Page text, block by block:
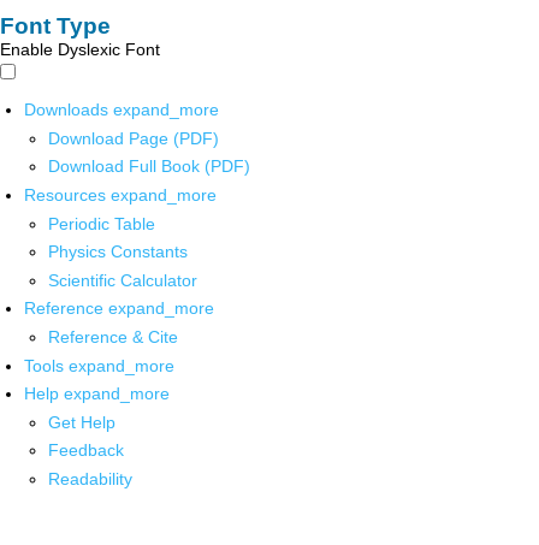
Font Type
Enable Dyslexic Font
Downloads expand_more
Download Page (PDF)
Download Full Book (PDF)
Resources expand_more
Periodic Table
Physics Constants
Scientific Calculator
Reference expand_more
Reference & Cite
Tools expand_more
Help expand_more
Get Help
Feedback
Readability